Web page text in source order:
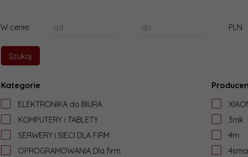
W cenie: od do PLN
Kategorie
ELEKTRONIKA do BIURA
KOMPUTERY i TABLETY
SERWERY i SIECI DLA FIRM
OPROGRAMOWANIA Dla firm
3mk
4m